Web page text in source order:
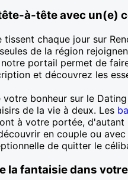
à-tête avec un(e)
chaque jour sur
de la région
portail permet de
et découvrez les
bonheur sur le
de la vie à deux. Les
à votre portée, d'autant
en couple ou
de quitter le
la fantaisie dans